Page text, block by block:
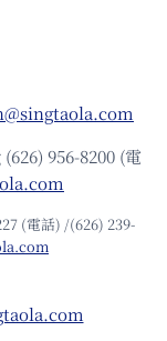
(626) 956-8200 (電
(電話) /(626) 239-